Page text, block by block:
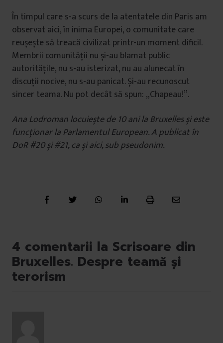
În timpul care s-a scurs de la atentatele din Paris am
observat aici, în inima Europei, o comunitate care
reușește să treacă civilizat printr-un moment dificil.
Membrii comunității nu și-au blamat public
autoritățile, nu s-au isterizat, nu au alunecat în
discuții nocive, nu s-au panicat. Și-au recunoscut
sincer teama. Nu pot decât să spun: „Chapeau!”.
Ana Lodroman locuiește de 10 ani la Bruxelles și este
funcționar la Parlamentul European. A publicat în
DoR #20 și #21, ca și aici, sub pseudonim.
4 comentarii la Scrisoare din
Bruxelles. Despre teamă și
terorism